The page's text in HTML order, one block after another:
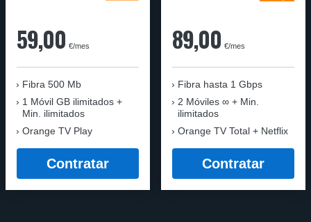
59,00 €/mes
Fibra 500 Mb
1 Móvil GB ilimitados +
Min. ilimitados
Orange TV Play
Contratar
89,00 €/mes
Fibra hasta 1 Gbps
2 Móviles ∞ + Min.
ilimitados
Orange TV Total + Netflix
Contratar